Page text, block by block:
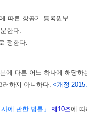
따른 항공기 등록원부
한다.
정한다.
에 따른 어느 하나에 해당
하지 아니하다. <개정
에 관한 법률」 제10조에 따